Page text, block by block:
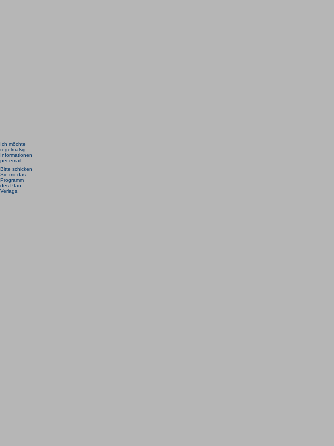
Ich möchte
regelmäßig
Informationen
per email.
Bitte schicken
Sie mir das
Programm
des Pfau-
Verlags.